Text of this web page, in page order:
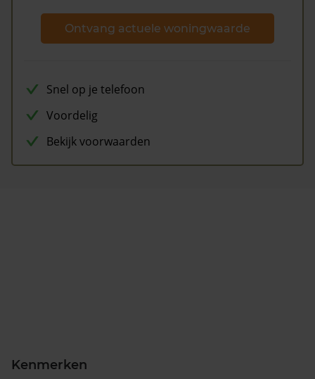
Ontvang actuele woningwaarde
Snel op je telefoon
Voordelig
Bekijk voorwaarden
Kenmerken